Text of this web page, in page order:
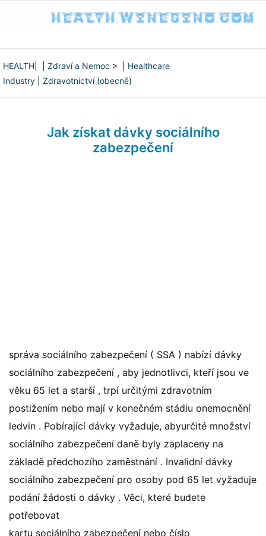
HEALTH Zdraví a Nemoc > | Healthcare
Industry
Zdravotnictví (obecně)
Jak získat dávky sociálního
zabezpečení
správa sociálního zabezpečení ( SSA ) nabízí dávky
sociálního zabezpečení , aby jednotlivci, kteří jsou ve
věku 65 let a starší , trpí určitými zdravotním
postižením nebo mají v konečném stádiu onemocnění
ledvin . Pobírající dávky vyžaduje, abyurčité množství
sociálního zabezpečení daně byly zaplaceny na
základě předchozího zaměstnání . Invalidní dávky
sociálního zabezpečení pro osoby pod 65 let vyžaduje
podání žádosti o dávky . Věci, které budete
potřebovat
kartu sociálního zabezpečení nebo číslo